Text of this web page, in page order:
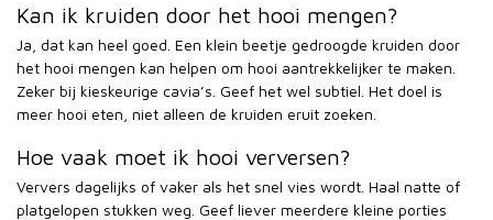
Kan ik kruiden door het hooi mengen?
Ja, dat kan heel goed. Een klein beetje gedroogde kruiden door
het hooi mengen kan helpen om hooi aantrekkelijker te maken.
Zeker bij kieskeurige cavia’s. Geef het wel subtiel. Het doel is
meer hooi eten, niet alleen de kruiden eruit zoeken.
Hoe vaak moet ik hooi verversen?
Ververs dagelijks of vaker als het snel vies wordt. Haal natte of
platgelopen stukken weg. Geef liever meerdere kleine porties